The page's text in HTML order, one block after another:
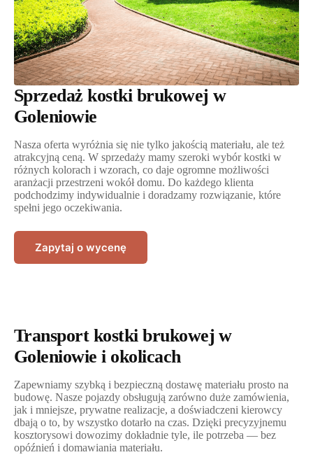
Sprzedaż kostki brukowej w
Goleniowie
Nasza oferta wyróżnia się nie tylko jakością materiału, ale też
atrakcyjną ceną. W sprzedaży mamy szeroki wybór kostki w
różnych kolorach i wzorach, co daje ogromne możliwości
aranżacji przestrzeni wokół domu. Do każdego klienta
podchodzimy indywidualnie i doradzamy rozwiązanie, które
spełni jego oczekiwania.
Zapytaj o wycenę
Transport kostki brukowej w
Goleniowie i okolicach
Zapewniamy szybką i bezpieczną dostawę materiału prosto na
budowę. Nasze pojazdy obsługują zarówno duże zamówienia,
jak i mniejsze, prywatne realizacje, a doświadczeni kierowcy
dbają o to, by wszystko dotarło na czas. Dzięki precyzyjnemu
kosztorysowi dowozimy dokładnie tyle, ile potrzeba — bez
opóźnień i domawiania materiału.